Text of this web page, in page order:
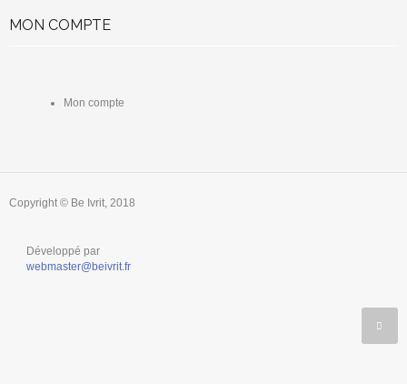
MON COMPTE
Mon compte
Copyright © Be Ivrit, 2018
Développé par
webmaster@beivrit.fr